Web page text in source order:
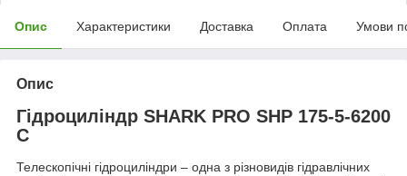
Опис Характеристики Доставка Оплата Умови
Опис
Гідроциліндр SHARK PRO SHP 175-5-6200
C
Телескопічні гідроциліндри – одна з різновидів гідравлічних